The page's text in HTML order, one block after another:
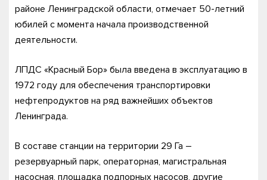
районе Ленинградской области, отмечает 50-летний
юбилей с момента начала производственной
деятельности.
ЛПДС «Красный Бор» была введена в эксплуатацию в
1972 году для обеспечения транспортировки
нефтепродуктов на ряд важнейших объектов
Ленинграда.
В составе станции на территории 29 Га –
резервуарный парк, операторная, магистральная
насосная, площадка подпорных насосов, другие